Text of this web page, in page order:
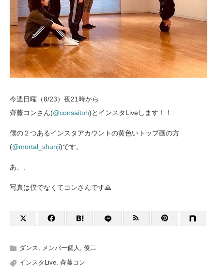
今週日曜（8/23）夜21時から
齊藤コンさん(@consaitoh)とインスタLiveします！！
僕の２つあるインスタアカウントの黄色いトップ画の方
(@mortal_shunji)です。
あ、、
写真は僕でなくてコンさんです🙏
ダンス メンバー個人
俊二
インスタLive 齊藤コン